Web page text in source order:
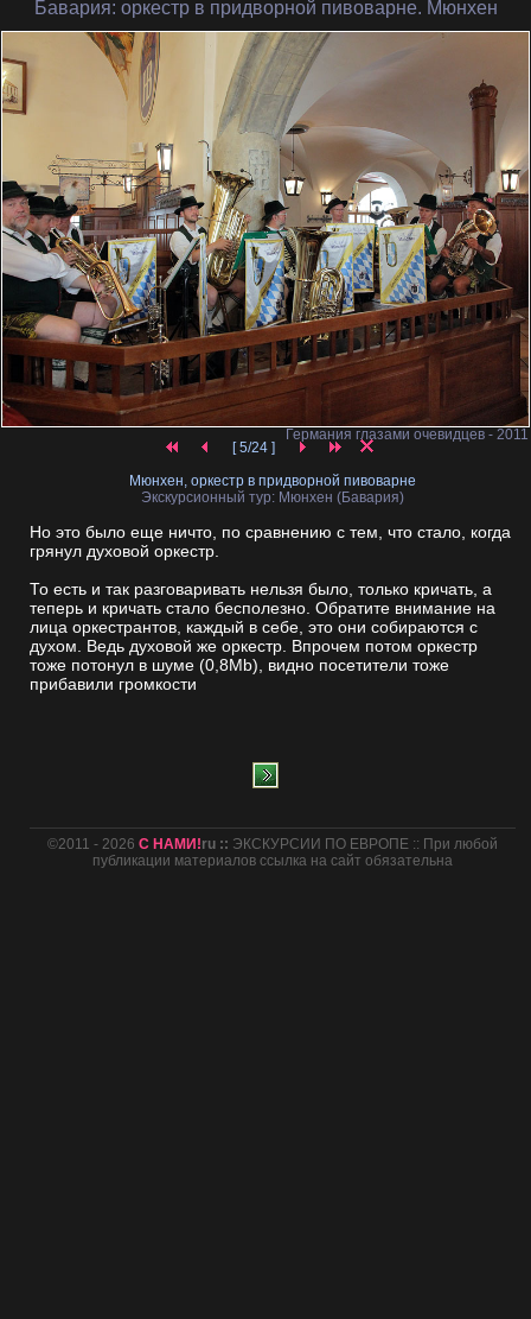
Бавария: оркестр в придворной пивоварне. Мюнхен
Германия глазами очевидцев - 2011
[ 5/24 ]
Мюнхен, оркестр в придворной пивоварне
Экскурсионный тур: Мюнхен (Бавария)
Но это было еще ничто, по сравнению с тем, что стало, когда
грянул духовой оркестр.
То есть и так разговаривать нельзя было, только кричать, а
теперь и кричать стало бесполезно. Обратите внимание на
лица оркестрантов, каждый в себе, это они собираются с
духом. Ведь духовой же оркестр. Впрочем потом оркестр
тоже потонул в шуме (0,8Mb), видно посетители тоже
прибавили громкости
©2011 - 2026 С НАМИ!ru :: ЭКСКУРСИИ ПО ЕВРОПЕ :: При любой
публикации материалов ссылка на сайт обязательна